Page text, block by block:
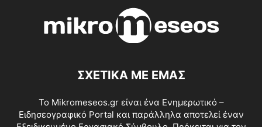
ΣΧΕΤΙΚΑ ΜΕ ΕΜΑΣ
Το Mikromeseos.gr είναι ένα Ενημερωτικό –
Ειδησεογραφικό Portal και παράλληλα αποτελεί έναν